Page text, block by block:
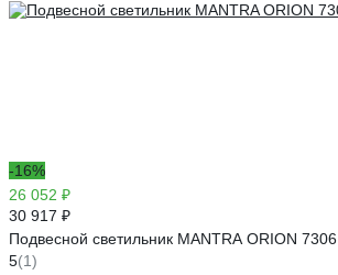
-16%
26 052 ₽
30 917 ₽
Подвесной светильник MANTRA ORION 7306
5(1)